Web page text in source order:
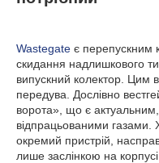
Wastegate є перепускним
скидання надлишкового
випускний колектор. Цим
передува. Дослівно
ворота», що є
відпрацьованими
окремий пристрій,
лише заслінкою на